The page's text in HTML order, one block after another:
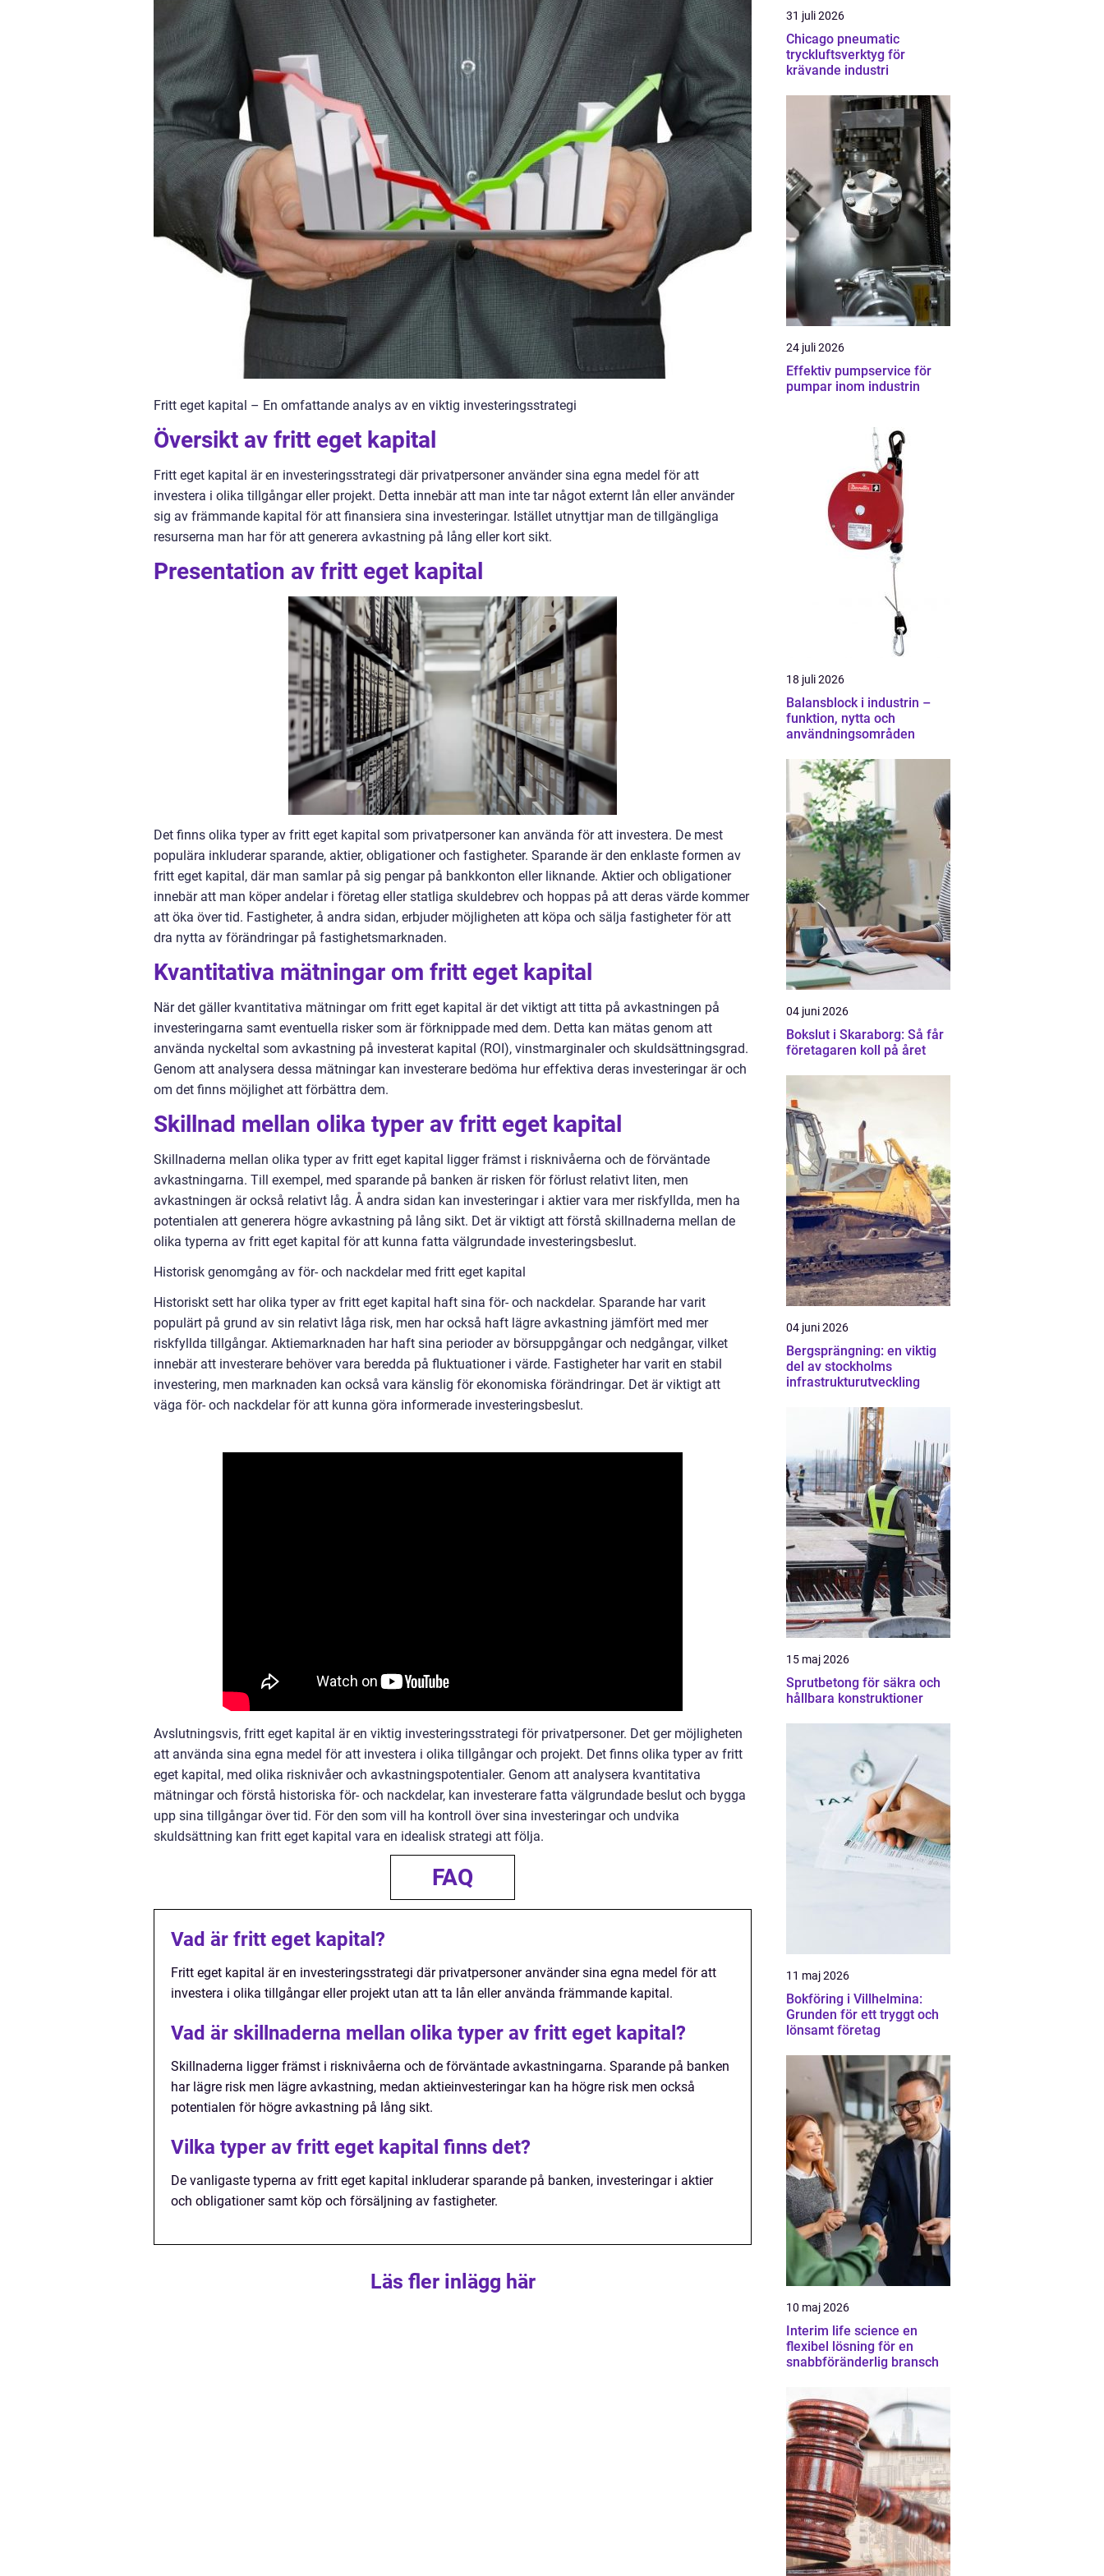
Fritt eget kapital – En omfattande analys av en viktig investeringsstrategi
Översikt av fritt eget kapital
Fritt eget kapital är en investeringsstrategi där privatpersoner använder sina egna medel för att
investera i olika tillgångar eller projekt. Detta innebär att man inte tar något externt lån eller använder
sig av främmande kapital för att finansiera sina investeringar. Istället utnyttjar man de tillgängliga
resurserna man har för att generera avkastning på lång eller kort sikt.
Presentation av fritt eget kapital
Det finns olika typer av fritt eget kapital som privatpersoner kan använda för att investera. De mest
populära inkluderar sparande, aktier, obligationer och fastigheter. Sparande är den enklaste formen av
fritt eget kapital, där man samlar på sig pengar på bankkonton eller liknande. Aktier och obligationer
innebär att man köper andelar i företag eller statliga skuldebrev och hoppas på att deras värde kommer
att öka över tid. Fastigheter, å andra sidan, erbjuder möjligheten att köpa och sälja fastigheter för att
dra nytta av förändringar på fastighetsmarknaden.
Kvantitativa mätningar om fritt eget kapital
När det gäller kvantitativa mätningar om fritt eget kapital är det viktigt att titta på avkastningen på
investeringarna samt eventuella risker som är förknippade med dem. Detta kan mätas genom att
använda nyckeltal som avkastning på investerat kapital (ROI), vinstmarginaler och skuldsättningsgrad.
Genom att analysera dessa mätningar kan investerare bedöma hur effektiva deras investeringar är och
om det finns möjlighet att förbättra dem.
Skillnad mellan olika typer av fritt eget kapital
Skillnaderna mellan olika typer av fritt eget kapital ligger främst i risknivåerna och de förväntade
avkastningarna. Till exempel, med sparande på banken är risken för förlust relativt liten, men
avkastningen är också relativt låg. Å andra sidan kan investeringar i aktier vara mer riskfyllda, men ha
potentialen att generera högre avkastning på lång sikt. Det är viktigt att förstå skillnaderna mellan de
olika typerna av fritt eget kapital för att kunna fatta välgrundade investeringsbeslut.
Historisk genomgång av för- och nackdelar med fritt eget kapital
Historiskt sett har olika typer av fritt eget kapital haft sina för- och nackdelar. Sparande har varit
populärt på grund av sin relativt låga risk, men har också haft lägre avkastning jämfört med mer
riskfyllda tillgångar. Aktiemarknaden har haft sina perioder av börsuppgångar och nedgångar, vilket
innebär att investerare behöver vara beredda på fluktuationer i värde. Fastigheter har varit en stabil
investering, men marknaden kan också vara känslig för ekonomiska förändringar. Det är viktigt att
väga för- och nackdelar för att kunna göra informerade investeringsbeslut.
Avslutningsvis, fritt eget kapital är en viktig investeringsstrategi för privatpersoner. Det ger möjligheten
att använda sina egna medel för att investera i olika tillgångar och projekt. Det finns olika typer av fritt
eget kapital, med olika risknivåer och avkastningspotentialer. Genom att analysera kvantitativa
mätningar och förstå historiska för- och nackdelar, kan investerare fatta välgrundade beslut och bygga
upp sina tillgångar över tid. För den som vill ha kontroll över sina investeringar och undvika
skuldsättning kan fritt eget kapital vara en idealisk strategi att följa.
FAQ
Vad är fritt eget kapital?
Fritt eget kapital är en investeringsstrategi där privatpersoner använder sina egna medel för att
investera i olika tillgångar eller projekt utan att ta lån eller använda främmande kapital.
Vad är skillnaderna mellan olika typer av fritt eget kapital?
Skillnaderna ligger främst i risknivåerna och de förväntade avkastningarna. Sparande på banken
har lägre risk men lägre avkastning, medan aktieinvesteringar kan ha högre risk men också
potentialen för högre avkastning på lång sikt.
Vilka typer av fritt eget kapital finns det?
De vanligaste typerna av fritt eget kapital inkluderar sparande på banken, investeringar i aktier
och obligationer samt köp och försäljning av fastigheter.
Läs fler inlägg här
31 juli 2026
Chicago pneumatic
tryckluftsverktyg för
krävande industri
24 juli 2026
Effektiv pumpservice för
pumpar inom industrin
18 juli 2026
Balansblock i industrin –
funktion, nytta och
användningsområden
04 juni 2026
Bokslut i Skaraborg: Så får
företagaren koll på året
04 juni 2026
Bergsprängning: en viktig
del av stockholms
infrastrukturutveckling
15 maj 2026
Sprutbetong för säkra och
hållbara konstruktioner
11 maj 2026
Bokföring i Villhelmina:
Grunden för ett tryggt och
lönsamt företag
10 maj 2026
Interim life science en
flexibel lösning för en
snabbföränderlig bransch